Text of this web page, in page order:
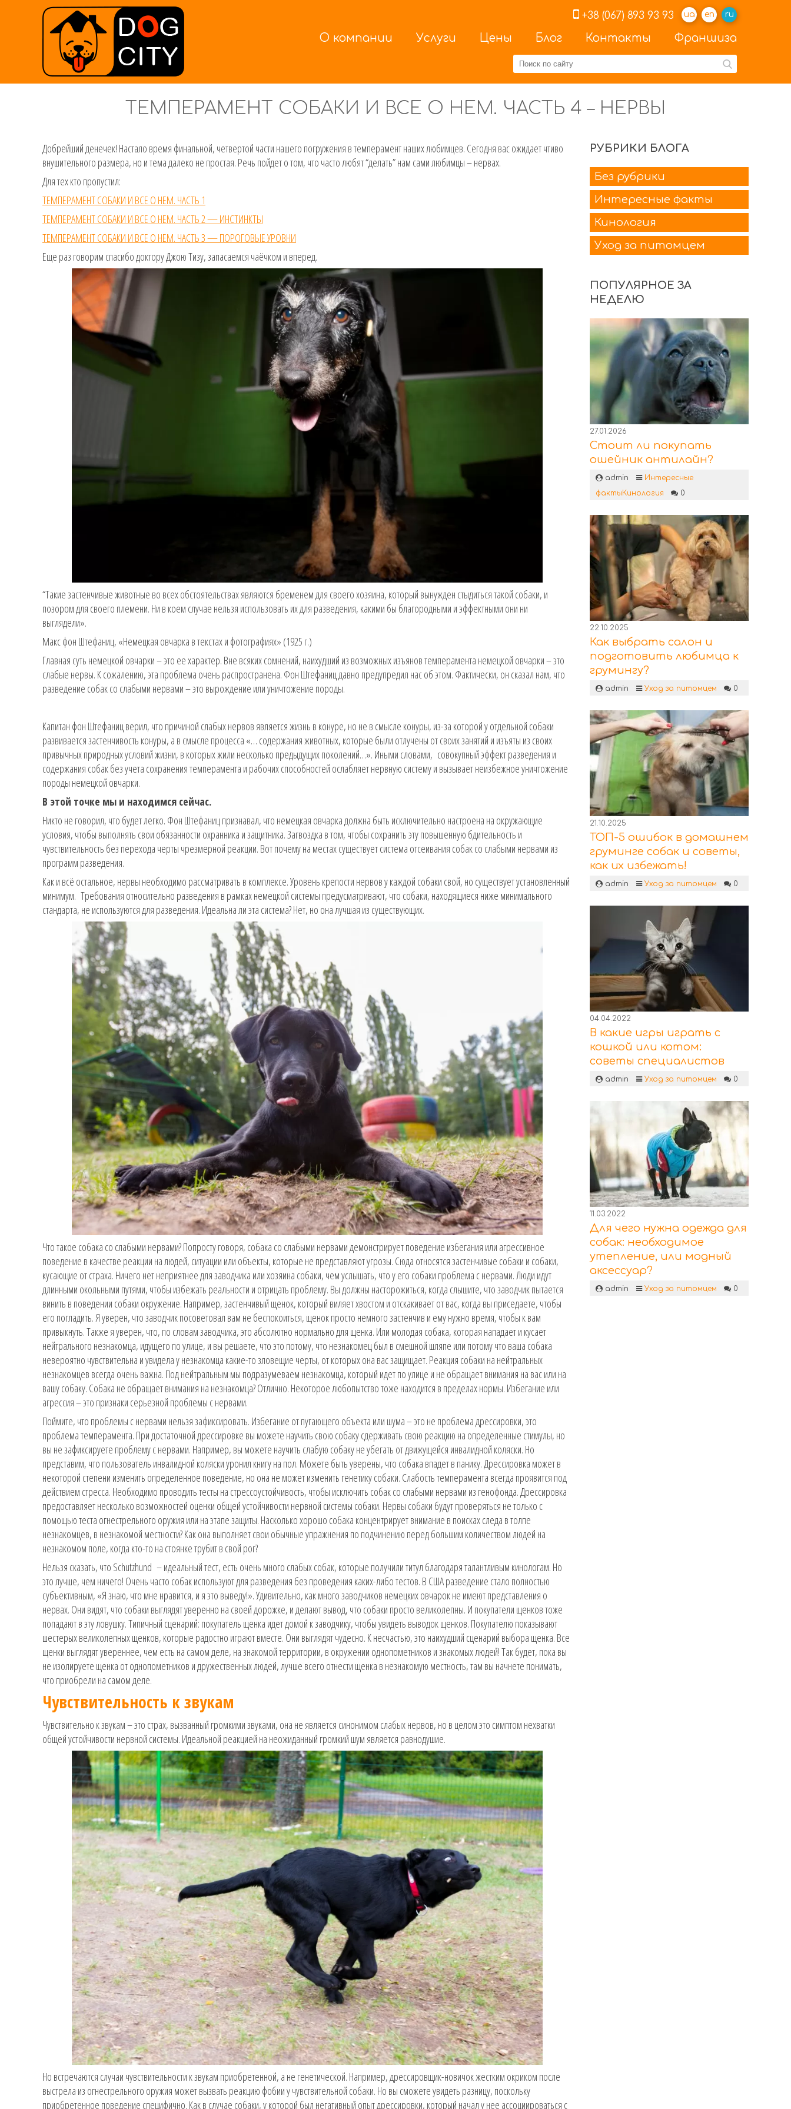
+38 (067) 893 93 93 ua en ru
О компании Услуги Цены Блог Контакты Франшиза
ТЕМПЕРАМЕНТ СОБАКИ И ВСЕ О НЕМ. ЧАСТЬ 4 – НЕРВЫ
Добрейший денечек! Настало время финальной, четвертой части нашего погружения в темперамент наших любимцев. Сегодня вас ожидает чтиво
внушительного размера, но и тема далеко не простая. Речь пойдет о том, что часто любят “делать” нам сами любимцы – нервах.
Для тех кто пропустил:
ТЕМПЕРАМЕНТ СОБАКИ И ВСЕ О НЕМ. ЧАСТЬ 1
ТЕМПЕРАМЕНТ СОБАКИ И ВСЕ О НЕМ. ЧАСТЬ 2 — ИНСТИНКТЫ
ТЕМПЕРАМЕНТ СОБАКИ И ВСЕ О НЕМ. ЧАСТЬ 3 — ПОРОГОВЫЕ УРОВНИ
Еще раз говорим спасибо доктору Джою Тизу, запасаемся чаёчком и вперед.
“Такие застенчивые животные во всех обстоятельствах являются бременем для своего хозяина, который вынужден стыдиться такой собаки, и
позором для своего племени. Ни в коем случае нельзя использовать их для разведения, какими бы благородными и эффектными они ни
выглядели».
Макс фон Штефаниц, «Немецкая овчарка в текстах и фотографиях» (1925 г.)
Главная суть немецкой овчарки – это ее характер. Вне всяких сомнений, наихудший из возможных изъянов темперамента немецкой овчарки – это
слабые нервы. К сожалению, эта проблема очень распространена. Фон Штефаниц давно предупредил нас об этом. Фактически, он сказал нам, что
разведение собак со слабыми нервами – это вырождение или уничтожение породы.
Капитан фон Штефаниц верил, что причиной слабых нервов является жизнь в конуре, но не в смысле конуры, из-за которой у отдельной собаки
развивается застенчивость конуры, а в смысле процесса «… содержания животных, которые были отлучены от своих занятий и изъяты из своих
привычных природных условий жизни, в которых жили несколько предыдущих поколений…». Иными словами, совокупный эффект разведения и
содержания собак без учета сохранения темперамента и рабочих способностей ослабляет нервную систему и вызывает неизбежное уничтожение
породы немецкой овчарки.
В этой точке мы и находимся сейчас.
Никто не говорил, что будет легко. Фон Штефаниц признавал, что немецкая овчарка должна быть исключительно настроена на окружающие
условия, чтобы выполнять свои обязанности охранника и защитника. Загвоздка в том, чтобы сохранить эту повышенную бдительность и
чувствительность без перехода черты чрезмерной реакции. Вот почему на местах существует система отсеивания собак со слабыми нервами из
программ разведения.
Как и всё остальное, нервы необходимо рассматривать в комплексе. Уровень крепости нервов у каждой собаки свой, но существует установленный
минимум. Требования относительно разведения в рамках немецкой системы предусматривают, что собаки, находящиеся ниже минимального
стандарта, не используются для разведения. Идеальна ли эта система? Нет, но она лучшая из существующих.
Что такое собака со слабыми нервами? Попросту говоря, собака со слабыми нервами демонстрирует поведение избегания или агрессивное
поведение в качестве реакции на людей, ситуации или объекты, которые не представляют угрозы. Сюда относятся застенчивые собаки и собаки,
кусающие от страха. Ничего нет неприятнее для заводчика или хозяина собаки, чем услышать, что у его собаки проблема с нервами. Люди идут
длинными окольными путями, чтобы избежать реальности и отрицать проблему. Вы должны насторожиться, когда слышите, что заводчик пытается
винить в поведении собаки окружение. Например, застенчивый щенок, который виляет хвостом и отскакивает от вас, когда вы приседаете, чтобы
его погладить. Я уверен, что заводчик посоветовал вам не беспокоиться, щенок просто немного застенчив и ему нужно время, чтобы к вам
привыкнуть. Также я уверен, что, по словам заводчика, это абсолютно нормально для щенка. Или молодая собака, которая нападает и кусает
нейтрального незнакомца, идущего по улице, и вы решаете, что это потому, что незнакомец был в смешной шляпе или потому что ваша собака
невероятно чувствительна и увидела у незнакомца какие-то зловещие черты, от которых она вас защищает. Реакция собаки на нейтральных
незнакомцев всегда очень важна. Под нейтральным мы подразумеваем незнакомца, который идет по улице и не обращает внимания на вас или на
вашу собаку. Собака не обращает внимания на незнакомца? Отлично. Некоторое любопытство тоже находится в пределах нормы. Избегание или
агрессия – это признаки серьезной проблемы с нервами.
Поймите, что проблемы с нервами нельзя зафиксировать. Избегание от пугающего объекта или шума – это не проблема дрессировки, это
проблема темперамента. При достаточной дрессировке вы можете научить свою собаку сдерживать свою реакцию на определенные стимулы, но
вы не зафиксируете проблему с нервами. Например, вы можете научить слабую собаку не убегать от движущейся инвалидной коляски. Но
представим, что пользователь инвалидной коляски уронил книгу на пол. Можете быть уверены, что собака впадет в панику. Дрессировка может в
некоторой степени изменить определенное поведение, но она не может изменить генетику собаки. Слабость темперамента всегда проявится под
действием стресса. Необходимо проводить тесты на стрессоустойчивость, чтобы исключить собак со слабыми нервами из генофонда. Дрессировка
предоставляет несколько возможностей оценки общей устойчивости нервной системы собаки. Нервы собаки будут проверяться не только с
помощью теста огнестрельного оружия или на этапе защиты. Насколько хорошо собака концентрирует внимание в поисках следа в толпе
незнакомцев, в незнакомой местности? Как она выполняет свои обычные упражнения по подчинению перед большим количеством людей на
незнакомом поле, когда кто-то на стоянке трубит в свой рог?
Нельзя сказать, что Schutzhund – идеальный тест, есть очень много слабых собак, которые получили титул благодаря талантливым кинологам. Но
это лучше, чем ничего! Очень часто собак используют для разведения без проведения каких-либо тестов. В США разведение стало полностью
субъективным, «Я знаю, что мне нравится, и я это выведу!». Удивительно, как много заводчиков немецких овчарок не имеют представления о
нервах. Они видят, что собаки выглядят уверенно на своей дорожке, и делают вывод, что собаки просто великолепны. И покупатели щенков тоже
попадают в эту ловушку. Типичный сценарий: покупатель щенка идет домой к заводчику, чтобы увидеть выводок щенков. Покупателю показывают
шестерых великолепных щенков, которые радостно играют вместе. Они выглядят чудесно. К несчастью, это наихудший сценарий выбора щенка. Все
щенки выглядят увереннее, чем есть на самом деле, на знакомой территории, в окружении однопометников и знакомых людей! Так будет, пока вы
не изолируете щенка от однопометников и дружественных людей, лучше всего отнести щенка в незнакомую местность, там вы начнете понимать,
что приобрели на самом деле.
Чувствительность к звукам
Чувствительно к звукам – это страх, вызванный громкими звуками, она не является синонимом слабых нервов, но в целом это симптом нехватки
общей устойчивости нервной системы. Идеальной реакцией на неожиданный громкий шум является равнодушие.
Но встречаются случаи чувствительности к звукам приобретенной, а не генетической. Например, дрессировщик-новичок жестким окриком после
выстрела из огнестрельного оружия может вызвать реакцию фобии у чувствительной собаки. Но вы сможете увидеть разницу, поскольку
приобретенное поведение специфично. Как в случае собаки, у которой был негативный опыт дрессировки, который начал у нее ассоциироваться с
РУБРИКИ БЛОГА
Без рубрики
Интересные факты
Кинология
Уход за питомцем
ПОПУЛЯРНОЕ ЗА
НЕДЕЛЮ
27.01.2026
Стоит ли покупать
ошейник антилайн?
admin
Интересные
фактыКинология 0
22.10.2025
Как выбрать салон и
подготовить любимца к
грумингу?
admin Уход за питомцем 0
21.10.2025
ТОП-5 ошибок в домашнем
груминге собак и советы,
как их избежать!
admin Уход за питомцем 0
04.04.2022
В какие игры играть с
кошкой или котом:
советы специалистов
admin Уход за питомцем 0
11.03.2022
Для чего нужна одежда для
собак: необходимое
утепление, или модный
аксессуар?
admin Уход за питомцем 0